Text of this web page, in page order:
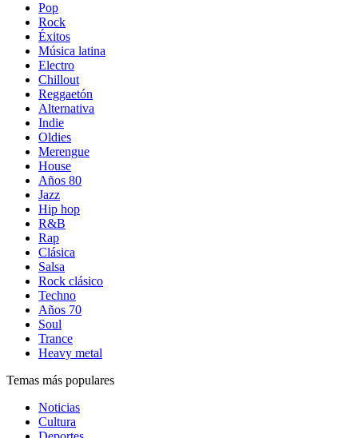
Pop
Rock
Éxitos
Música latina
Electro
Chillout
Reggaetón
Alternativa
Indie
Oldies
Merengue
House
Años 80
Jazz
Hip hop
R&B
Rap
Clásica
Salsa
Rock clásico
Techno
Años 70
Soul
Trance
Heavy metal
Temas más populares
Noticias
Cultura